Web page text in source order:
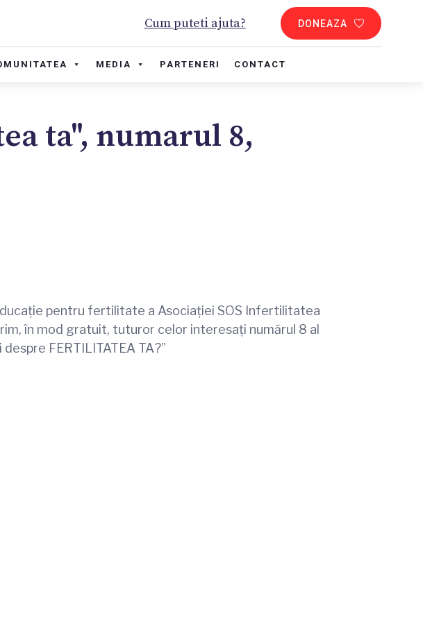
Cum puteti ajuta? DONEAZA
MEDIA PARTENERI CONTACT
ta", numarul 8,
pentru fertilitate a Asociației SOS Infertilitatea
în mod gratuit, tuturor celor interesați numărul 8 al
FERTILITATEA TA?”